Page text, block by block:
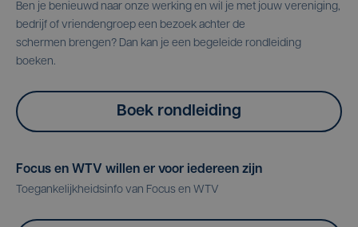
Ben je benieuwd naar onze werking en wil je met jouw vereniging,
bedrijf of vriendengroep een bezoek achter de
schermen brengen? Dan kan je een begeleide rondleiding
boeken.
Boek rondleiding
Focus en WTV willen er voor iedereen zijn
Toegankelijkheidsinfo van Focus en WTV